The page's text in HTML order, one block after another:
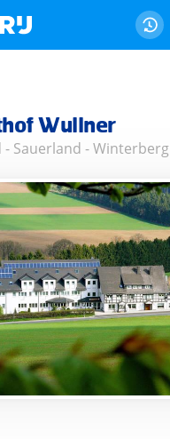
Wullner
- Sauerland -Winterberg